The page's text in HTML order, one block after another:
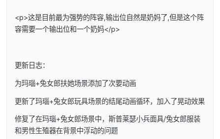
<p>这是目前最为强势的阵容,输出位自然是奶妈了,但是这个阵
容需要一个输出位和一个奶妈</p>
更新日志：
为玛瑙+兔女郎扶她场景添加了次要动画
更新了玛瑙+兔女郎玩具场景的结尾动画循环，加入了晃动效果
修复了在玛瑙+兔女郎场景中，斯普莱瑟小兵面具/兔女郎服装
和男性生殖器在背景中浮动的问题